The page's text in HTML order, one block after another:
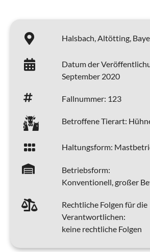
Halsbach,Altötting,
Datum der
September 2020
Fallnummer: 123
Betroffene Tierart:
Haltungsform:
Betriebsform:
Konventionell, großer
Rechtliche Folgen für die
Verantwortlichen:
keine rechtliche Folgen